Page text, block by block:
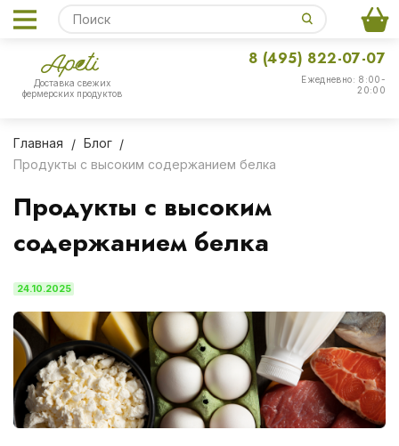
Доставка свежих
фермерских продуктов
Ежедневно: 8:00-
20:00
8 (495) 822-07-07
Главная
Блог
Продукты с высоким содержанием белка
Продукты с высоким
содержанием белка
24.10.2025